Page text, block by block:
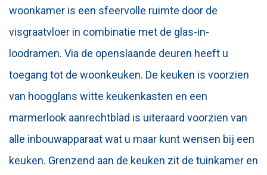
woonkamer is een sfeervolle ruimte door de
visgraatvloer in combinatie met de glas-in-
loodramen. Via de openslaande deuren heeft u
toegang tot de woonkeuken. De keuken is voorzien
van hoogglans witte keukenkasten en een
marmerlook aanrechtblad is uiteraard voorzien van
alle inbouwapparaat wat u maar kunt wensen bij een
keuken. Grenzend aan de keuken zit de tuinkamer en